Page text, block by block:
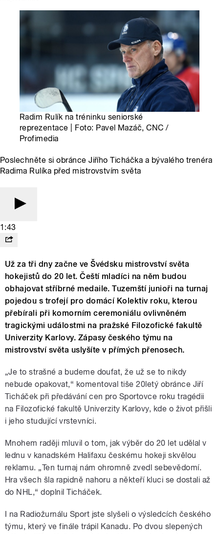
Radim Rulík na tréninku seniorské
reprezentace | Foto: Pavel Mazáč, CNC /
Profimedia
Poslechněte si obránce Jiřího Ticháčka a bývalého trenéra
Radima Rulíka před mistrovstvím světa
1:43
Už za tři dny začne ve Švédsku mistrovství světa
hokejistů do 20 let. Čeští mladíci na něm budou
obhajovat stříbrné medaile. Tuzemští junioři na turnaj
pojedou s trofejí pro domácí Kolektiv roku, kterou
přebírali při komorním ceremoniálu ovlivněném
tragickými událostmi na pražské Filozofické fakultě
Univerzity Karlovy. Zápasy českého týmu na
mistrovství světa uslyšíte v přímých přenosech.
„Je to strašné a budeme doufat, že už se to nikdy
nebude opakovat,“ komentoval tiše 20letý obránce Jiří
Ticháček při předávání cen pro Sportovce roku tragédii
na Filozofické fakultě Univerzity Karlovy, kde o život přišli
i jeho studující vrstevníci.
Mnohem raději mluvil o tom, jak výběr do 20 let udělal v
lednu v kanadském Halifaxu českému hokeji skvělou
reklamu. „Ten turnaj nám ohromně zvedl sebevědomí.
Hra všech šla rapidně nahoru a někteří kluci se dostali až
do NHL,“ doplnil Ticháček.
I na Radiožurnálu Sport jste slyšeli o výsledcích českého
týmu, který ve finále trápil Kanadu. Po dvou slepených